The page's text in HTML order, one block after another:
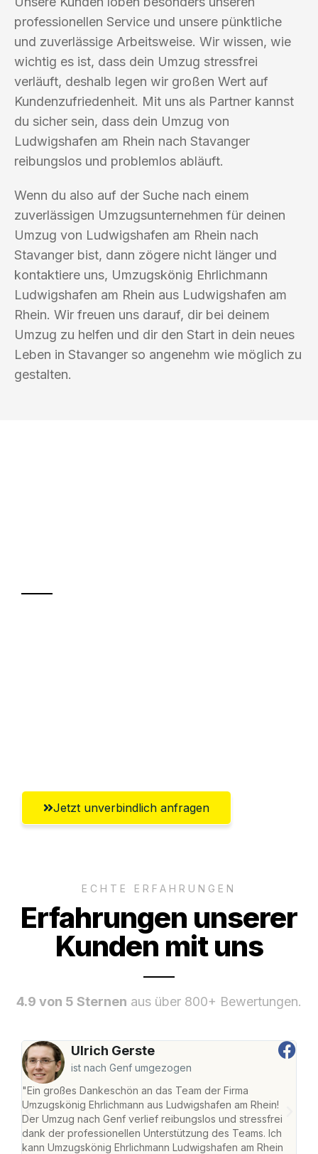
professionellen Service und unsere pünktliche
und zuverlässige Arbeitsweise. Wir wissen, wie
wichtig es ist, dass dein Umzug stressfrei
verläuft, deshalb legen wir großen Wert auf
Kundenzufriedenheit. Mit uns als Partner kannst
du sicher sein, dass dein Umzug von
Ludwigshafen am Rhein nach Stavanger
reibungslos und problemlos abläuft.
Wenn du also auf der Suche nach einem
zuverlässigen Umzugsunternehmen für deinen
Umzug von Ludwigshafen am Rhein nach
Stavanger bist, dann zögere nicht länger und
kontaktiere uns, Umzugskönig Ehrlichmann
Ludwigshafen am Rhein aus Ludwigshafen am
Rhein. Wir freuen uns darauf, dir bei deinem
Umzug zu helfen und dir den Start in dein neues
Leben in Stavanger so angenehm wie möglich zu
gestalten.
Jetzt unverbindlich anfragen
ECHTE ERFAHRUNGEN
Erfahrungen unserer
Kunden mit uns
4.9 von 5 Sternen aus über 800+ Bewertungen.
Ulrich Gerste
ist nach Genf umgezogen
"Ein großes Dankeschön an das Team der Firma
Umzugskönig Ehrlichmann aus Ludwigshafen am Rhein!
Der Umzug nach Genf verlief reibungslos und stressfrei
dank der professionellen Unterstützung des Teams. Ich
kann Umzugskönig Ehrlichmann Ludwigshafen am Rhein